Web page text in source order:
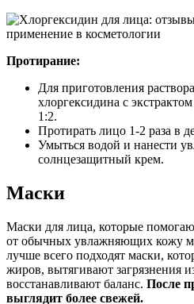
Протирание:
Для приготовления
хлоргексидина с
1:2.
Протирать лицо 1-2 раза в
Умыться водой и нанести
солнцезащитный крем.
Маски
Маски для лица, которые
от обычных увлажняющих кожу
лучше всего подходят маски,
жиров, вытягивают загрязнения
восстанавливают баланс. После
выглядит более свежей.